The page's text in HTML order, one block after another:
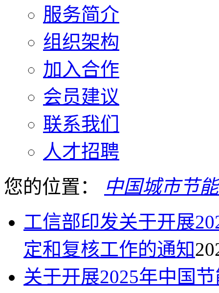
服务简介
组织架构
加入合作
会员建议
联系我们
人才招聘
您的位置：
中国城市节
工信部印发关于开展
定和复核工作的通知
关于开展2025年中国